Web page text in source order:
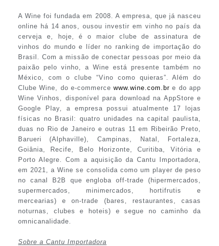
A Wine foi fundada em 2008. A empresa, que já nasceu
online há 14 anos, ousou investir em vinho no país da
cerveja e, hoje, é o maior clube de assinatura de
vinhos do mundo e líder no ranking de importação do
Brasil. Com a missão de conectar pessoas por meio da
paixão pelo vinho, a Wine está presente também no
México, com o clube “Vino como quieras”. Além do
Clube Wine, do e-commercewww.wine.com.br e do app
Wine Vinhos, disponível para download na AppStore e
Google Play, a empresa possui atualmente 17 lojas
físicas no Brasil: quatro unidades na capital paulista,
duas no Rio de Janeiro e outras 11 em Ribeirão Preto,
Barueri (Alphaville), Campinas, Natal, Fortaleza,
Goiânia, Recife, Belo Horizonte, Curitiba, Vitória e
Porto Alegre. Com a aquisição da Cantu Importadora,
em 2021, a Wine se consolida como um player de peso
no canal B2B que engloba off-trade (hipermercados,
supermercados, minimercados, hortifrutis e
mercearias) e on-trade (bares, restaurantes, casas
noturnas, clubes e hoteis) e segue no caminho da
omnicanalidade.
Sobre a Cantu Importadora